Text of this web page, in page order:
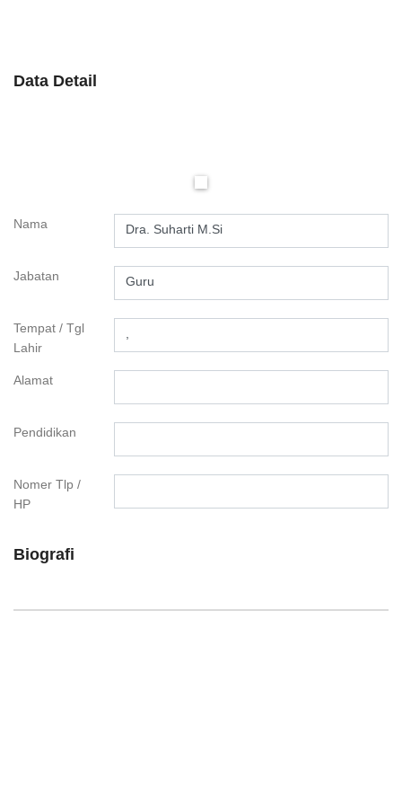
Data Detail
Nama Dra. Suharti M.Si
Jabatan Guru
Tempat / Tgl
Lahir
Alamat
Pendidikan
Nomer Tlp /
HP
Biografi